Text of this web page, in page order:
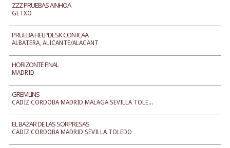
ZZZ PRUEBAS AINHOA
GETXO
PRUEBA HELPDESK CON ICAA
ALBATERA, ALICANTE/ALACANT
HORIZONTE FINAL
MADRID
GREMLINS
CÁDIZ CÓRDOBA MADRID MÁLAGA SEVILLA TOLE...
EL BAZAR DE LAS SORPRESAS
CÁDIZ CÓRDOBA MADRID SEVILLA TOLEDO